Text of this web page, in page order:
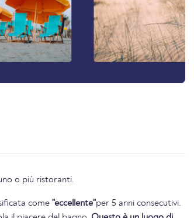
o più ristoranti.
come "eccellente"per 5 anni consecutivi.